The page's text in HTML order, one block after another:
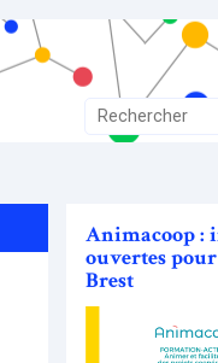
Animacoop :
ouvertes pour
Brest